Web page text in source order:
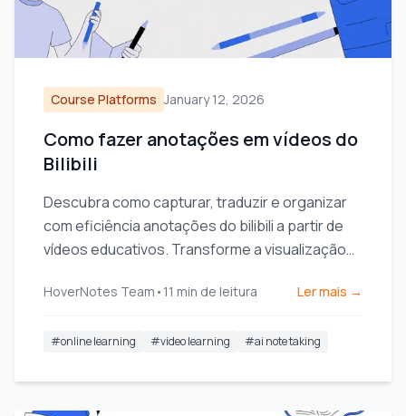
Course Platforms January 12, 2026
Como fazer anotações em vídeos do
Bilibili
Descubra como capturar, traduzir e organizar
com eficiência anotações do bilibili a partir de
vídeos educativos. Transforme a visualização
HoverNotes Team • 11 min de leitura Ler mais →
#online learning #video learning #ai note taking